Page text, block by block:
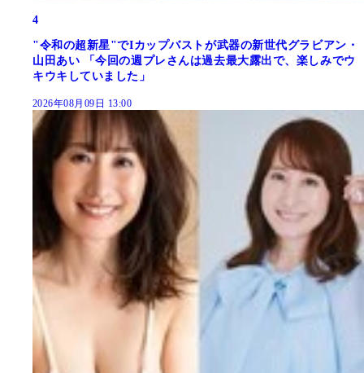
4
"令和の超新星"でIカップバストが武器の新世代グラビアン・
山田あい 「今回の週プレさんは過去最大露出で、楽しみでウ
キウキしていました」
2026年08月09日 13:00